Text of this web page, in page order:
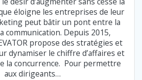
éloigne les entreprises de leur
peut bâtir un pont entre la
communication. Depuis 2015,
propose des stratégies et
dynamiser le chiffre d’affaires et
la concurrence. Pour permettre
aux dirigeants…